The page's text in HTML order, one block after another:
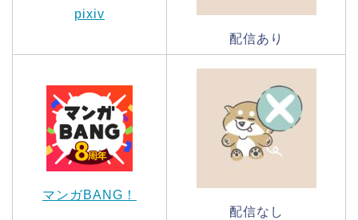
pixiv
配信あり
マンガBANG！
配信なし